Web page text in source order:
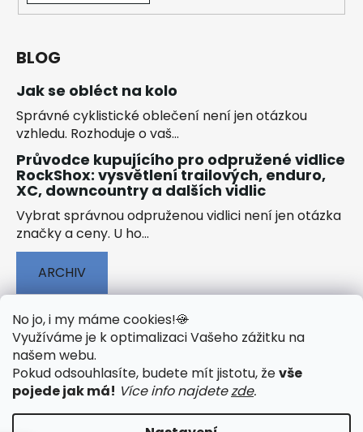
No jo, i my máme cookies!🍪
Využíváme je k optimalizaci Vašeho zážitku na
našem webu.
Pokud odsouhlasíte, budete mít jistotu, ževše
pojede jak má! Více info najdetezde.
BLOG
Jak se obléct na kolo
Správné cyklistické oblečení není jen otázkou
vzhledu. Rozhoduje o vaš...
Průvodce kupujícího pro odpružené vidlice
RockShox: vysvětlení trailových, enduro,
XC, downcountry a dalších vidlic
Vybrat správnou odpruženou vidlici není jen otázka
značky a ceny. U ho...
ARCHIV
🟢 TECHNOLOGIE
🟢 O ELEKTROKOLECH
🟢 NÁVODY KE STAŽENÍ